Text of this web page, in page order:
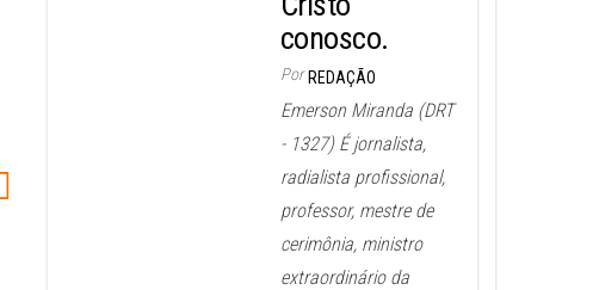
conosco.
Por REDAÇÃO
Emerson Miranda (DRT
- 1327) É jornalista,
radialista profissional,
professor, mestre de
cerimônia, ministro
extraordinário da